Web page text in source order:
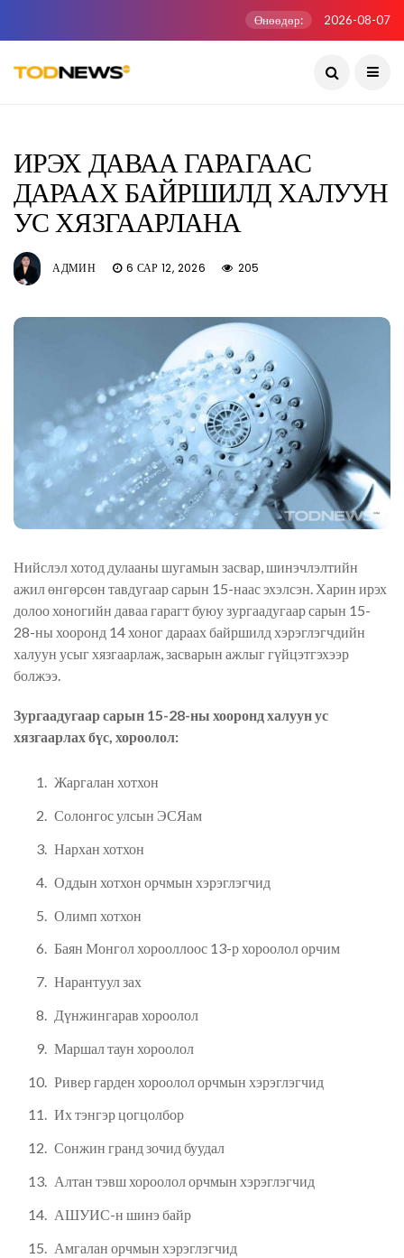
Өнөөдөр: 2026-08-07
ИРЭХ ДАВАА ГАРАГААС
ДАРААХ БАЙРШИЛД ХАЛУУН
УС ХЯЗГААРЛАНА
АДМИН 6 САР 12, 2026 205
Нийслэл хотод дулааны шугамын засвар, шинэчлэлтийн
ажил өнгөрсөн тавдугаар сарын 15-наас эхэлсэн. Харин ирэх
долоо хоногийн даваа гарагт буюу зургаадугаар сарын 15-
28-ны хооронд 14 хоног дараах байршилд хэрэглэгчдийн
халуун усыг хязгаарлаж, засварын ажлыг гүйцэтгэхээр
болжээ.
Зургаадугаар сарын 15-28-ны хооронд халуун ус
хязгаарлах бүс, хороолол:
Жаргалан хотхон
Солонгос улсын ЭСЯам
Нархан хотхон
Оддын хотхон орчмын хэрэглэгчид
Олимп хотхон
Баян Монгол хорооллоос 13-р хороолол орчим
Нарантуул зах
Дүнжингарав хороолол
Маршал таун хороолол
Ривер гарден хороолол орчмын хэрэглэгчид
Их тэнгэр цогцолбор
Сонжин гранд зочид буудал
Алтан тэвш хороолол орчмын хэрэглэгчид
АШУИС-н шинэ байр
Амгалан орчмын хэрэглэгчид